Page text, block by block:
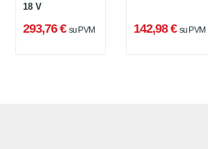
18 V
293,76 € su PVM 142,98 € su PVM